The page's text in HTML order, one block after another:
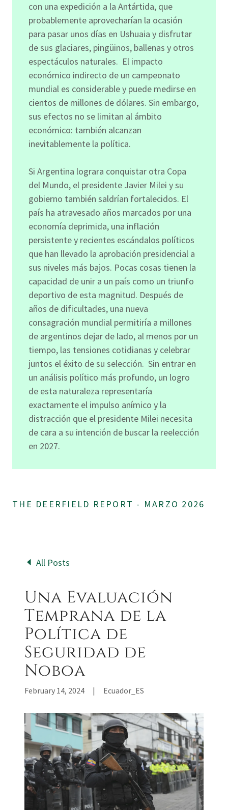
con una expedición a la Antártida, que
probablemente aprovecharían la ocasión
para pasar unos días en Ushuaia y disfrutar
de sus glaciares, pingüinos, ballenas y otros
espectáculos naturales. El impacto
económico indirecto de un campeonato
mundial es considerable y puede medirse en
cientos de millones de dólares. Sin embargo,
sus efectos no se limitan al ámbito
económico: también alcanzan
inevitablemente la política.
Si Argentina lograra conquistar otra Copa
del Mundo, el presidente Javier Milei y su
gobierno también saldrían fortalecidos. El
país ha atravesado años marcados por una
economía deprimida, una inflación
persistente y recientes escándalos políticos
que han llevado la aprobación presidencial a
sus niveles más bajos. Pocas cosas tienen la
capacidad de unir a un país como un triunfo
deportivo de esta magnitud. Después de
años de dificultades, una nueva
consagración mundial permitiría a millones
de argentinos dejar de lado, al menos por un
tiempo, las tensiones cotidianas y celebrar
juntos el éxito de su selección. Sin entrar en
un análisis político más profundo, un logro
de esta naturaleza representaría
exactamente el impulso anímico y la
distracción que el presidente Milei necesita
de cara a su intención de buscar la reelección
en 2027.
THE DEERFIELD REPORT - MARZO 2026
All Posts
Una Evaluación
Temprana de la
Política de
Seguridad de
Noboa
February 14, 2024 | Ecuador_ES